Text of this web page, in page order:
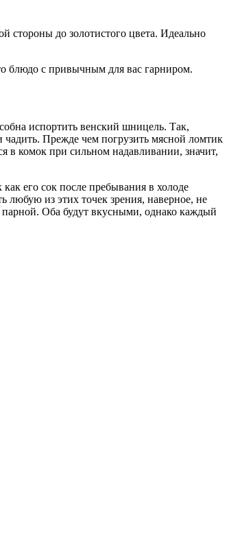
стороны до золотистого цвета. Идеально
блюдо с привычным для вас гарниром.
испортить венский шницель. Так,
чадить. Прежде чем погрузить мясной ломтик
в комок при сильном надавливании, значит,
его сок после пребывания в холоде
любую из этих точек зрения, наверное, не
Оба будут вкусными, однако каждый